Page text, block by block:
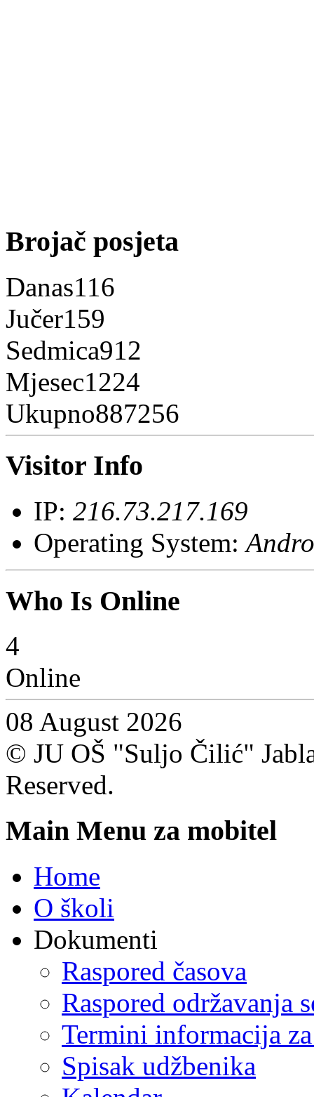
Brojač posjeta
Danas116
Jučer159
Sedmica912
Mjesec1224
Ukupno887256
Visitor Info
IP: 216.73.217.169
Operating System:
Who Is Online
4
Online
08 August 2026
© JU OŠ "Suljo Čilić"
Reserved.
Main Menu za mobitel
Home
O školi
Dokumenti
Raspored časova
Raspored održavanja
Termini informacija
Spisak udžbenika